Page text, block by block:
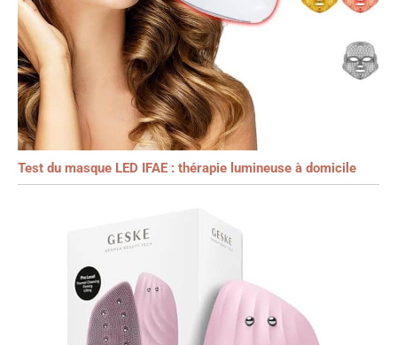
Test du masque LED IFAE : thérapie lumineuse à domicile